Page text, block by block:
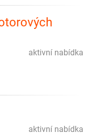
aktivní nabídka
aktivní nabídka